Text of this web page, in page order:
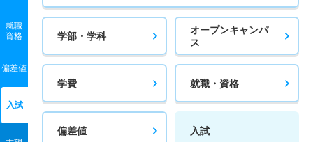
就職
資格
偏差値
入試
学部・学科
オープンキャンパ
ス
学費 就職・資格
偏差値 入試